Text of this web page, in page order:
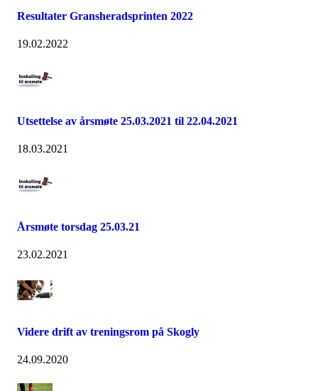
Resultater Gransheradsprinten 2022
19.02.2022
Utsettelse av årsmøte 25.03.2021 til 22.04.2021
18.03.2021
Årsmøte torsdag 25.03.21
23.02.2021
Videre drift av treningsrom på Skogly
24.09.2020